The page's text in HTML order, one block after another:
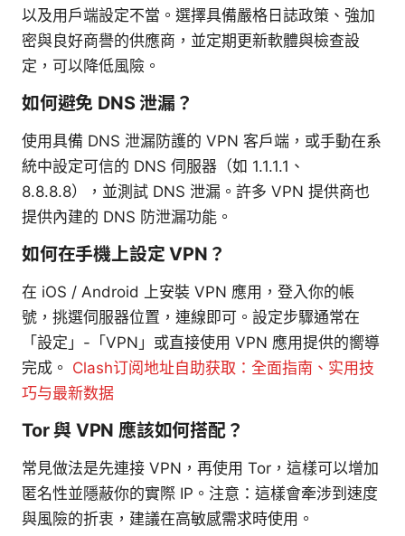
以及用戶端設定不當。選擇具備嚴格日誌政策、強加
密與良好商譽的供應商，並定期更新軟體與檢查設
定，可以降低風險。
如何避免 DNS 泄漏？
使用具備 DNS 泄漏防護的 VPN 客戶端，或手動在系
統中設定可信的 DNS 伺服器（如 1.1.1.1、
8.8.8.8），並測試 DNS 泄漏。許多 VPN 提供商也
提供內建的 DNS 防泄漏功能。
如何在手機上設定 VPN？
在 iOS / Android 上安裝 VPN 應用，登入你的帳
號，挑選伺服器位置，連線即可。設定步驟通常在
「設定」-「VPN」或直接使用 VPN 應用提供的嚮導
完成。 Clash订阅地址自助获取：全面指南、实用技
巧与最新数据
Tor 與 VPN 應該如何搭配？
常見做法是先連接 VPN，再使用 Tor，這樣可以增加
匿名性並隱蔽你的實際 IP。注意：這樣會牽涉到速度
與風險的折衷，建議在高敏感需求時使用。